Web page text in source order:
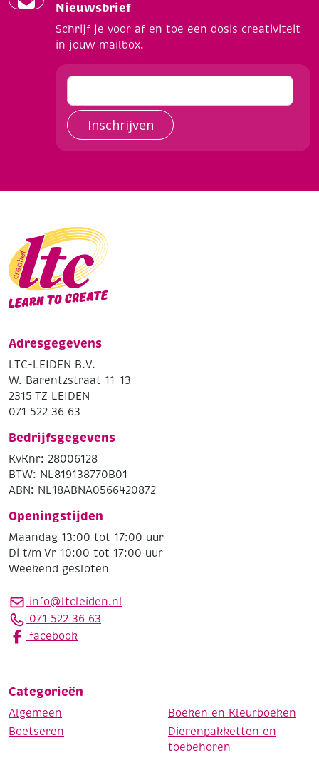
Nieuwsbrief
Schrijf je voor af en toe een dosis creativiteit
in jouw mailbox.
Inschrijven
Adresgegevens
LTC-LEIDEN B.V.
W. Barentzstraat 11-13
2315 TZ LEIDEN
071 522 36 63
Bedrijfsgegevens
KvKnr: 28006128
BTW: NL819138770B01
ABN: NL18ABNA0566420872
Openingstijden
Maandag 13:00 tot 17:00 uur
Di t/m Vr 10:00 tot 17:00 uur
Weekend gesloten
info@ltcleiden.nl
071 522 36 63
facebook
Categorieën
Algemeen
Boeken en Kleurboeken
Boetseren
Dierenpakketten en
toebehoren